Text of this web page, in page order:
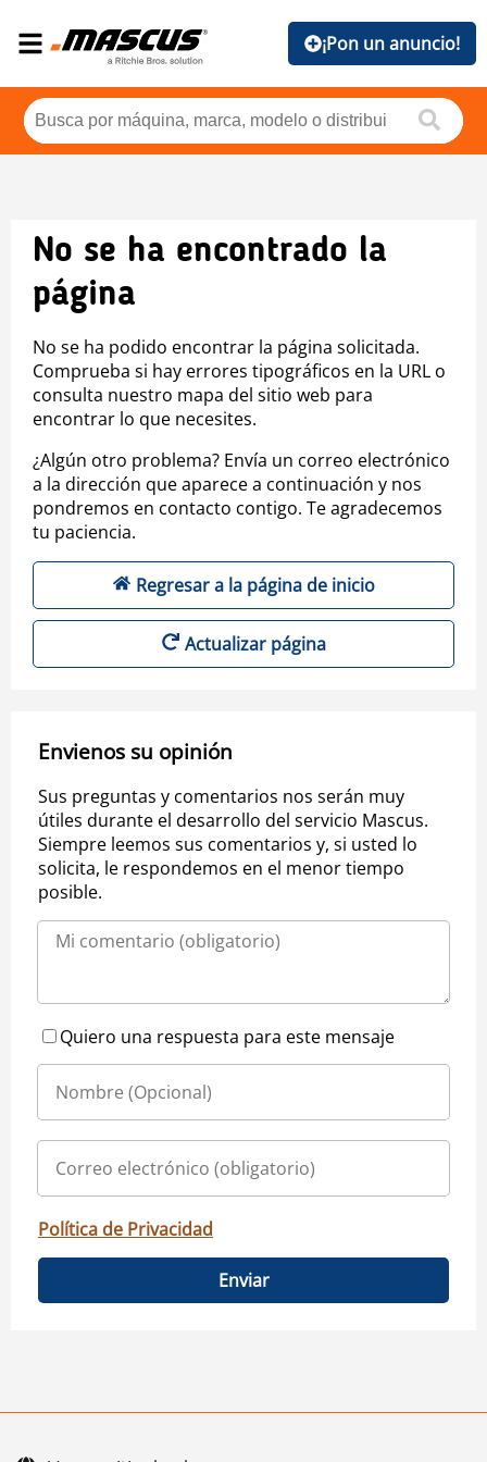
¡Pon un anuncio!
No se ha encontrado la
página
No se ha podido encontrar la página solicitada.
Comprueba si hay errores tipográficos en la URL o
consulta nuestro mapa del sitio web para
encontrar lo que necesites.
¿Algún otro problema? Envía un correo electrónico
a la dirección que aparece a continuación y nos
pondremos en contacto contigo. Te agradecemos
tu paciencia.
Regresar a la página de inicio
Actualizar página
Envienos su opinión
Sus preguntas y comentarios nos serán muy
útiles durante el desarrollo del servicio Mascus.
Siempre leemos sus comentarios y, si usted lo
solicita, le respondemos en el menor tiempo
posible.
Quiero una respuesta para este mensaje
Política de Privacidad
Enviar